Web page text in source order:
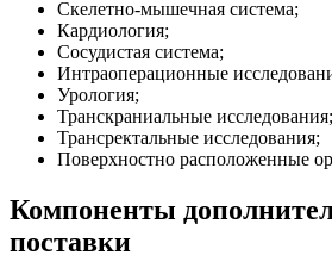
Скелетно-мышечная система;
Кардиология;
Сосудистая система;
Интраоперационные
Урология;
Транскраниальные исследования;
Трансректальные исследования;
Поверхностно расположенные
Компоненты
поставки